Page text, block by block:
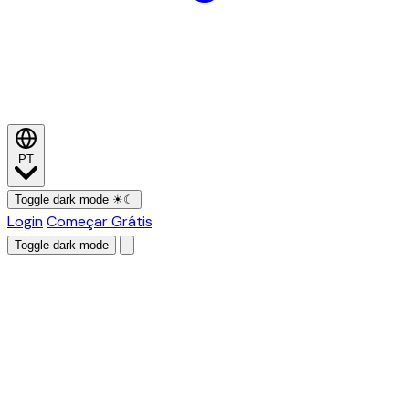
PT
Toggle dark mode ☀☾
LoginComeçar Grátis
Toggle dark mode